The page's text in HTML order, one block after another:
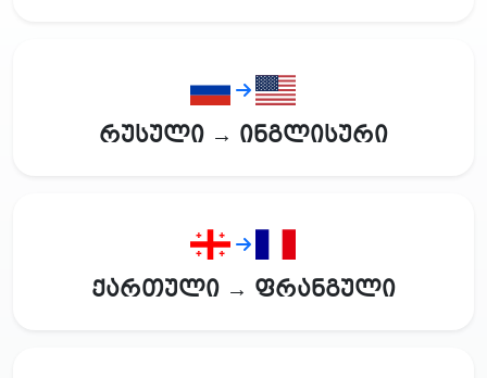
რუსული → ინგლისური
ქართული → ფრანგული